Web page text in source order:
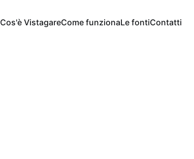
Cos'è VistagareCome funzionaLe fontiContatti